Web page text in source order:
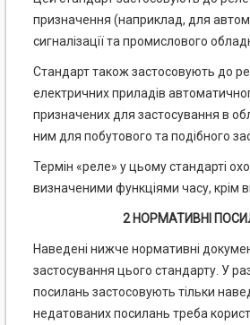
призначення (наприклад, для
сигналізації та промислового
Стандарт також застосовують до
електричних приладів
призначених для застосування в
ним для побутового та подібного
Термін «реле» у цьому стандарті
визначеними функціями часу, крім
2 НОРМАТИВНІ
Наведені нижче нормативні
застосування цього стандарту. У
посилань застосовують тільки
недатованих посилань треба